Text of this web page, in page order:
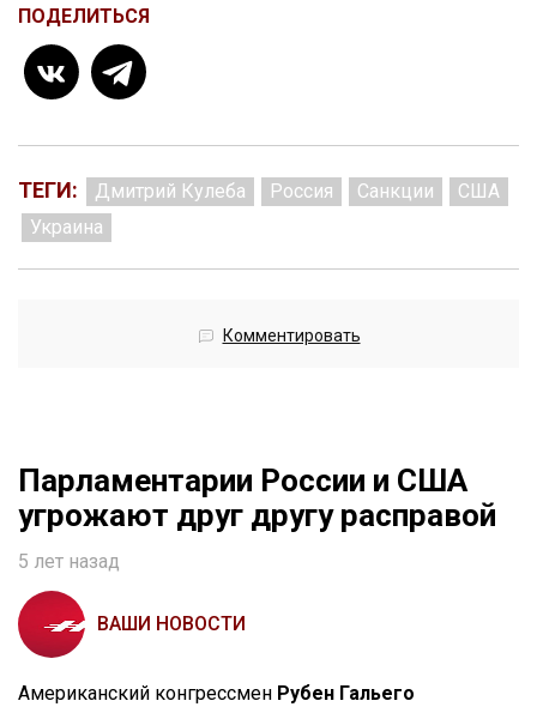
ПОДЕЛИТЬСЯ
ТЕГИ: Дмитрий Кулеба Россия Санкции
США
Украина
Комментировать
Парламентарии России и США
угрожают друг другу расправой
5 лет назад
ВАШИ НОВОСТИ
Американский конгрессмен Рубен Гальего